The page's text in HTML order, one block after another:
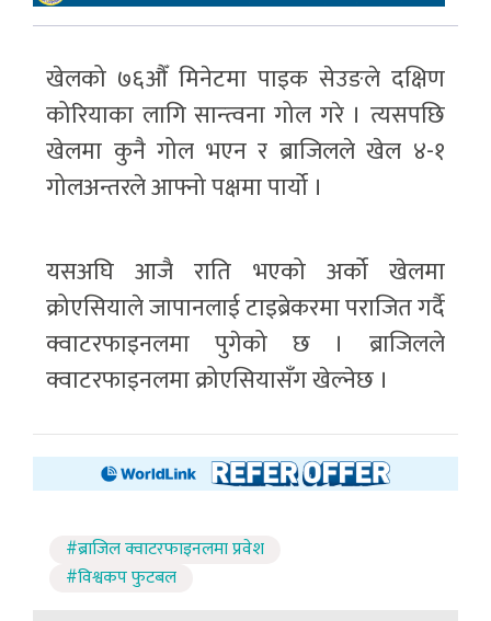
खेलको ७६औँ मिनेटमा पाइक सेउङले दक्षिण
कोरियाका लागि सान्त्वना गोल गरे । त्यसपछि
खेलमा कुनै गोल भएन र ब्राजिलले खेल ४-१
गोलअन्तरले आफ्नो पक्षमा पार्यो ।
यसअघि आजै राति भएको अर्को खेलमा
क्रोएसियाले जापानलाई टाइब्रेकरमा पराजित गर्दै
क्वाटरफाइनलमा पुगेको छ । ब्राजिलले
क्वाटरफाइनलमा क्रोएसियासँग खेल्नेछ ।
#ब्राजिल क्वाटरफाइनलमा प्रवेश
#विश्वकप फुटबल